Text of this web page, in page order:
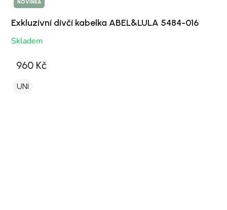
NOVINKA
Exkluzívní dívčí kabelka ABEL&LULA 5484-016
Skladem
960 Kč
UNI